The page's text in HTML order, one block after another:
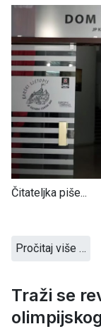
Čitateljka piše...
Pročitaj više …
Traži se